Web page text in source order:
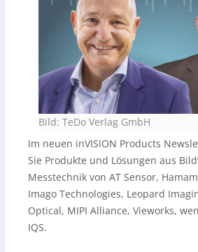
Bild: TeDo Verlag GmbH
Im neuen inVISION Products
Sie Produkte und Lösungen aus
Messtechnik von AT Sensor,
Imago Technologies, Leopard
Optical, MIPI Alliance, Vieworks,
IQS.